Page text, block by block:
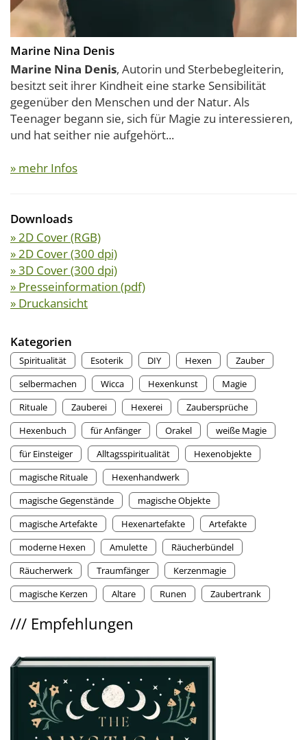
Marine Nina Denis
Marine Nina Denis, Autorin und Sterbebegleiterin,
besitzt seit ihrer Kindheit eine starke Sensibilität
gegenüber den Menschen und der Natur. Als
Teenager begann sie, sich für Magie zu interessieren,
und hat seither nie aufgehört...
» mehr Infos
Downloads
» 2D Cover (RGB)
» 2D Cover (300 dpi)
» 3D Cover (300 dpi)
» Presseinformation (pdf)
» Druckansicht
Kategorien
Spiritualität Esoterik DIY Hexen
Zauber
selbermachen
Wicca Hexenkunst
Magie
Rituale
Zauberei Hexerei
Zaubersprüche
Hexenbuch
für Anfänger Orakel
weiße Magie
für Einsteiger
Alltagsspiritualität
Hexenobjekte
magische Rituale
Hexenhandwerk
magische Gegenstände
magische Objekte
magische Artefakte
Hexenartefakte
Artefakte
moderne Hexen
Amulette
Räucherbündel
Räucherwerk
Traumfänger
Kerzenmagie
magische Kerzen
Altare Runen Zaubertrank
/// Empfehlungen